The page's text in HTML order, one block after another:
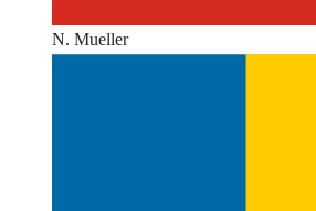
N. Mueller